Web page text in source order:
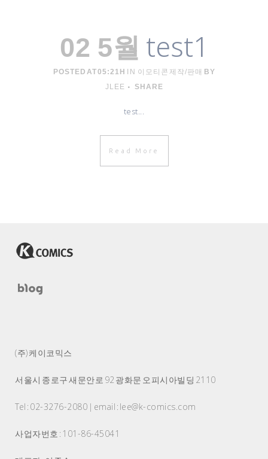
02 5월 test1
POSTED AT 05:21H IN 이모티콘 제작/판매 BY
JLEE
SHARE
test...
Read More
(주) 케이코믹스
서울시 종로구 새문안로 92 광화문 오피시아빌딩 2110
Tel : 02-3276-2080 | email : lee@k-comics.com
사업자번호 : 101-86-45041